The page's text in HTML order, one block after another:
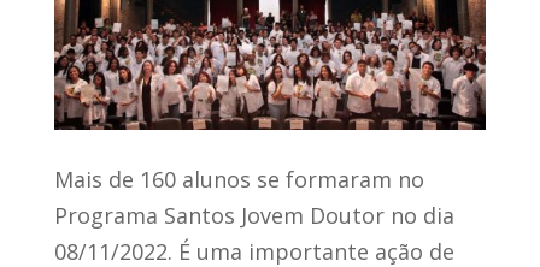
Mais de 160 alunos se formaram no
Programa Santos Jovem Doutor no dia
08/11/2022. É uma importante ação de